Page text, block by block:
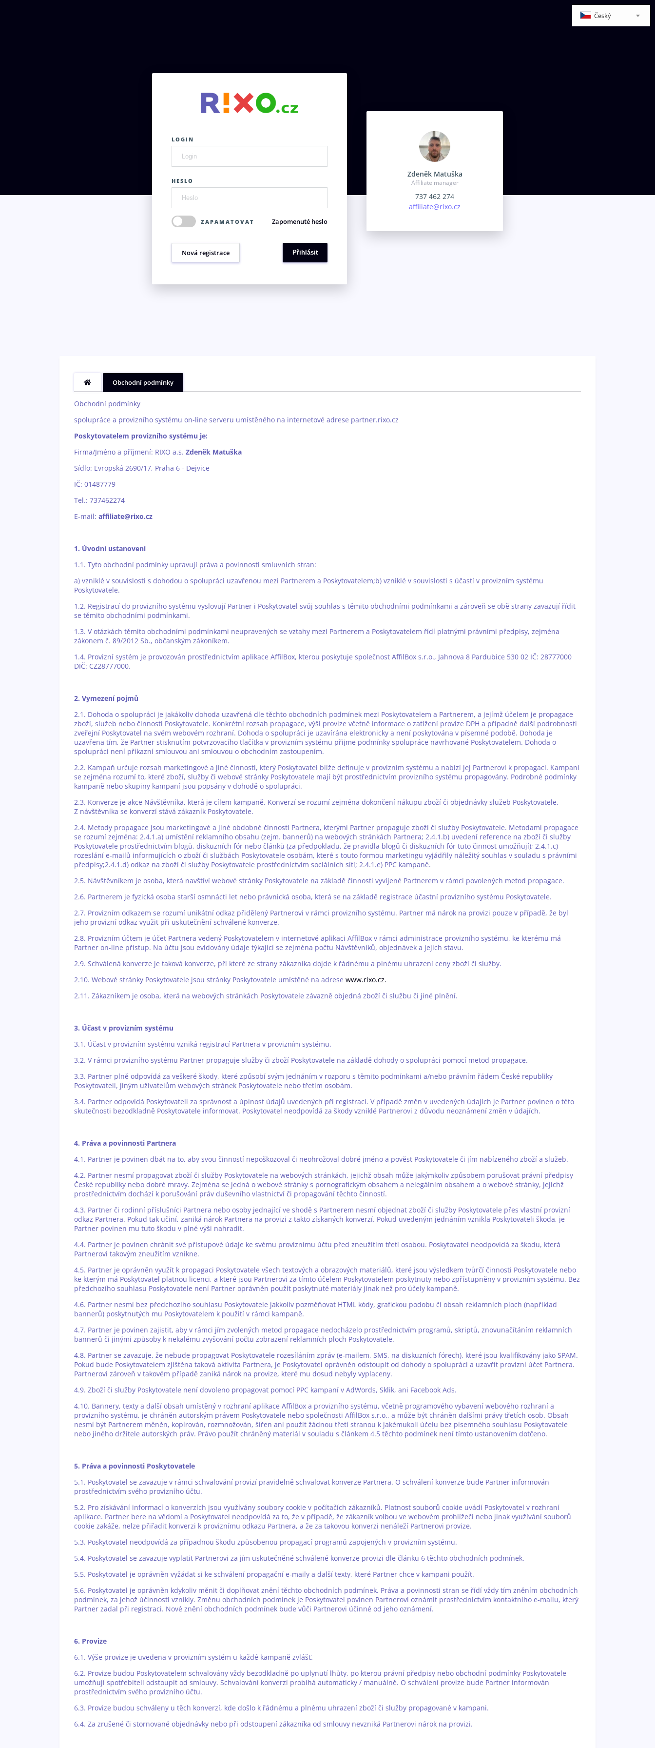
Český
LOGIN
HESLO
ZAPAMATOVAT Zapomenuté heslo
Nová registrace
Zdeněk Matuška
Affiliate manager
737 462 274
affiliate@rixo.cz
Obchodní podmínky
Obchodní podmínky
spolupráce a provizního systému on-line serveru umístěného na internetové adrese partner.rixo.cz
Poskytovatelem provizního systému je:
Firma/Jméno a příjmení: RIXO a.s. Zdeněk Matuška
Sídlo: Evropská 2690/17, Praha 6 - Dejvice
IČ: 01487779
Tel.: 737462274
E-mail: affiliate@rixo.cz
1. Úvodní ustanovení
1.1. Tyto obchodní podmínky upravují práva a povinnosti smluvních stran:
a) vzniklé v souvislosti s dohodou o spolupráci uzavřenou mezi Partnerem a Poskytovatelem;b) vzniklé v souvislosti s účastí v provizním systému
Poskytovatele.
1.2. Registrací do provizního systému vyslovují Partner i Poskytovatel svůj souhlas s těmito obchodními podmínkami a zároveň se obě strany zavazují řídit
se těmito obchodními podmínkami.
1.3. V otázkách těmito obchodními podmínkami neupravených se vztahy mezi Partnerem a Poskytovatelem řídí platnými právními předpisy, zejména
zákonem č. 89/2012 Sb., občanským zákoníkem.
1.4. Provizní systém je provozován prostřednictvím aplikace AffilBox, kterou poskytuje společnost AffilBox s.r.o., Jahnova 8 Pardubice 530 02 IČ: 28777000
DIČ: CZ28777000.
2. Vymezení pojmů
2.1. Dohoda o spolupráci je jakákoliv dohoda uzavřená dle těchto obchodních podmínek mezi Poskytovatelem a Partnerem, a jejímž účelem je propagace
zboží, služeb nebo činnosti Poskytovatele. Konkrétní rozsah propagace, výši provize včetně informace o zatížení provize DPH a případně další podrobnosti
zveřejní Poskytovatel na svém webovém rozhraní. Dohoda o spolupráci je uzavírána elektronicky a není poskytována v písemné podobě. Dohoda je
uzavřena tím, že Partner stisknutím potvrzovacího tlačítka v provizním systému přijme podmínky spolupráce navrhované Poskytovatelem. Dohoda o
spolupráci není příkazní smlouvou ani smlouvou o obchodním zastoupením.
2.2. Kampaň určuje rozsah marketingové a jiné činnosti, který Poskytovatel blíže definuje v provizním systému a nabízí jej Partnerovi k propagaci. Kampaní
se zejména rozumí to, které zboží, služby či webové stránky Poskytovatele mají být prostřednictvím provizního systému propagovány. Podrobné podmínky
kampaně nebo skupiny kampaní jsou popsány v dohodě o spolupráci.
2.3. Konverze je akce Návštěvníka, která je cílem kampaně. Konverzí se rozumí zejména dokončení nákupu zboží či objednávky služeb Poskytovatele.
Z návštěvníka se konverzí stává zákazník Poskytovatele.
2.4. Metody propagace jsou marketingové a jiné obdobné činnosti Partnera, kterými Partner propaguje zboží či služby Poskytovatele. Metodami propagace
se rozumí zejména: 2.4.1.a) umístění reklamního obsahu (zejm. bannerů) na webových stránkách Partnera; 2.4.1.b) uvedení reference na zboží či služby
Poskytovatele prostřednictvím blogů, diskuzních fór nebo článků (za předpokladu, že pravidla blogů či diskuzních fór tuto činnost umožňují); 2.4.1.c)
rozeslání e-mailů informujících o zboží či službách Poskytovatele osobám, které s touto formou marketingu vyjádřily náležitý souhlas v souladu s právními
předpisy;2.4.1.d) odkaz na zboží či služby Poskytovatele prostřednictvím sociálních sítí; 2.4.1.e) PPC kampaně.
2.5. Návštěvníkem je osoba, která navštíví webové stránky Poskytovatele na základě činnosti vyvíjené Partnerem v rámci povolených metod propagace.
2.6. Partnerem je fyzická osoba starší osmnácti let nebo právnická osoba, která se na základě registrace účastní provizního systému Poskytovatele.
2.7. Provizním odkazem se rozumí unikátní odkaz přidělený Partnerovi v rámci provizního systému. Partner má nárok na provizi pouze v případě, že byl
jeho provizní odkaz využit při uskutečnění schválené konverze.
2.8. Provizním účtem je účet Partnera vedený Poskytovatelem v internetové aplikaci AffilBox v rámci administrace provizního systému, ke kterému má
Partner on-line přístup. Na účtu jsou evidovány údaje týkající se zejména počtu Návštěvníků, objednávek a jejich stavu.
2.9. Schválená konverze je taková konverze, při které ze strany zákazníka dojde k řádnému a plnému uhrazení ceny zboží či služby.
2.10. Webové stránky Poskytovatele jsou stránky Poskytovatele umístěné na adrese www.rixo.cz.
2.11. Zákazníkem je osoba, která na webových stránkách Poskytovatele závazně objedná zboží či službu či jiné plnění.
3. Účast v provizním systému
3.1. Účast v provizním systému vzniká registrací Partnera v provizním systému.
3.2. V rámci provizního systému Partner propaguje služby či zboží Poskytovatele na základě dohody o spolupráci pomocí metod propagace.
3.3. Partner plně odpovídá za veškeré škody, které způsobí svým jednáním v rozporu s těmito podmínkami a/nebo právním řádem České republiky
Poskytovateli, jiným uživatelům webových stránek Poskytovatele nebo třetím osobám.
3.4. Partner odpovídá Poskytovateli za správnost a úplnost údajů uvedených při registraci. V případě změn v uvedených údajích je Partner povinen o této
skutečnosti bezodkladně Poskytovatele informovat. Poskytovatel neodpovídá za škody vzniklé Partnerovi z důvodu neoznámení změn v údajích.
4. Práva a povinnosti Partnera
4.1. Partner je povinen dbát na to, aby svou činností nepoškozoval či neohrožoval dobré jméno a pověst Poskytovatele či jím nabízeného zboží a služeb.
4.2. Partner nesmí propagovat zboží či služby Poskytovatele na webových stránkách, jejichž obsah může jakýmkoliv způsobem porušovat právní předpisy
České republiky nebo dobré mravy. Zejména se jedná o webové stránky s pornografickým obsahem a nelegálním obsahem a o webové stránky, jejichž
prostřednictvím dochází k porušování práv duševního vlastnictví či propagování těchto činností.
4.3. Partner či rodinní příslušníci Partnera nebo osoby jednající ve shodě s Partnerem nesmí objednat zboží či služby Poskytovatele přes vlastní provizní
odkaz Partnera. Pokud tak učiní, zaniká nárok Partnera na provizi z takto získaných konverzí. Pokud uvedeným jednáním vznikla Poskytovateli škoda, je
Partner povinen mu tuto škodu v plné výši nahradit.
4.4. Partner je povinen chránit své přístupové údaje ke svému proviznímu účtu před zneužitím třetí osobou. Poskytovatel neodpovídá za škodu, která
Partnerovi takovým zneužitím vznikne.
4.5. Partner je oprávněn využít k propagaci Poskytovatele všech textových a obrazových materiálů, které jsou výsledkem tvůrčí činnosti Poskytovatele nebo
ke kterým má Poskytovatel platnou licenci, a které jsou Partnerovi za tímto účelem Poskytovatelem poskytnuty nebo zpřístupněny v provizním systému. Bez
předchozího souhlasu Poskytovatele není Partner oprávněn použít poskytnuté materiály jinak než pro účely kampaně.
4.6. Partner nesmí bez předchozího souhlasu Poskytovatele jakkoliv pozměňovat HTML kódy, grafickou podobu či obsah reklamních ploch (například
bannerů) poskytnutých mu Poskytovatelem k použití v rámci kampaně.
4.7. Partner je povinen zajistit, aby v rámci jím zvolených metod propagace nedocházelo prostřednictvím programů, skriptů, znovunačítáním reklamních
bannerů či jinými způsoby k nekalému zvyšování počtu zobrazení reklamních ploch Poskytovatele.
4.8. Partner se zavazuje, že nebude propagovat Poskytovatele rozesíláním zpráv (e-mailem, SMS, na diskuzních fórech), které jsou kvalifikovány jako SPAM.
Pokud bude Poskytovatelem zjištěna taková aktivita Partnera, je Poskytovatel oprávněn odstoupit od dohody o spolupráci a uzavřít provizní účet Partnera.
Partnerovi zároveň v takovém případě zaniká nárok na provize, které mu dosud nebyly vyplaceny.
4.9. Zboží či služby Poskytovatele není dovoleno propagovat pomocí PPC kampaní v AdWords, Sklik, ani Facebook Ads.
4.10. Bannery, texty a další obsah umístěný v rozhraní aplikace AffilBox a provizního systému, včetně programového vybavení webového rozhraní a
provizního systému, je chráněn autorským právem Poskytovatele nebo společnosti AffilBox s.r.o., a může být chráněn dalšími právy třetích osob. Obsah
nesmí být Partnerem měněn, kopírován, rozmnožován, šířen ani použit žádnou třetí stranou k jakémukoli účelu bez písemného souhlasu Poskytovatele
nebo jiného držitele autorských práv. Právo použít chráněný materiál v souladu s článkem 4.5 těchto podmínek není tímto ustanovením dotčeno.
5. Práva a povinnosti Poskytovatele
5.1. Poskytovatel se zavazuje v rámci schvalování provizí pravidelně schvalovat konverze Partnera. O schválení konverze bude Partner informován
prostřednictvím svého provizního účtu.
5.2. Pro získávání informací o konverzích jsou využívány soubory cookie v počítačích zákazníků. Platnost souborů cookie uvádí Poskytovatel v rozhraní
aplikace. Partner bere na vědomí a Poskytovatel neodpovídá za to, že v případě, že zákazník volbou ve webovém prohlížeči nebo jinak využívání souborů
cookie zakáže, nelze přiřadit konverzi k proviznímu odkazu Partnera, a že za takovou konverzi nenáleží Partnerovi provize.
5.3. Poskytovatel neodpovídá za případnou škodu způsobenou propagací programů zapojených v provizním systému.
5.4. Poskytovatel se zavazuje vyplatit Partnerovi za jím uskutečněné schválené konverze provizi dle článku 6 těchto obchodních podmínek.
5.5. Poskytovatel je oprávněn vyžádat si ke schválení propagační e-maily a další texty, které Partner chce v kampani použít.
5.6. Poskytovatel je oprávněn kdykoliv měnit či doplňovat znění těchto obchodních podmínek. Práva a povinnosti stran se řídí vždy tím zněním obchodních
podmínek, za jehož účinnosti vznikly. Změnu obchodních podmínek je Poskytovatel povinen Partnerovi oznámit prostřednictvím kontaktního e-mailu, který
Partner zadal při registraci. Nové znění obchodních podmínek bude vůči Partnerovi účinné od jeho oznámení.
6. Provize
6.1. Výše provize je uvedena v provizním systém u každé kampaně zvlášť.
6.2. Provize budou Poskytovatelem schvalovány vždy bezodkladně po uplynutí lhůty, po kterou právní předpisy nebo obchodní podmínky Poskytovatele
umožňují spotřebiteli odstoupit od smlouvy. Schvalování konverzí probíhá automaticky / manuálně. O schválení provize bude Partner informován
prostřednictvím svého provizního účtu.
6.3. Provize budou schváleny u těch konverzí, kde došlo k řádnému a plnému uhrazení zboží či služby propagované v kampani.
6.4. Za zrušené či stornované objednávky nebo při odstoupení zákazníka od smlouvy nevzniká Partnerovi nárok na provizi.